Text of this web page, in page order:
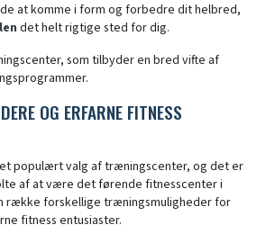
at komme i form og forbedre dit helbred,
det helt rigtige sted for dig.
som tilbyder en bred vifte af
OG ERFARNE FITNESS
populært valg af træningscenter, og det er
af at være det førende fitnesscenter i
række forskellige træningsmuligheder for
fitness entusiaster.